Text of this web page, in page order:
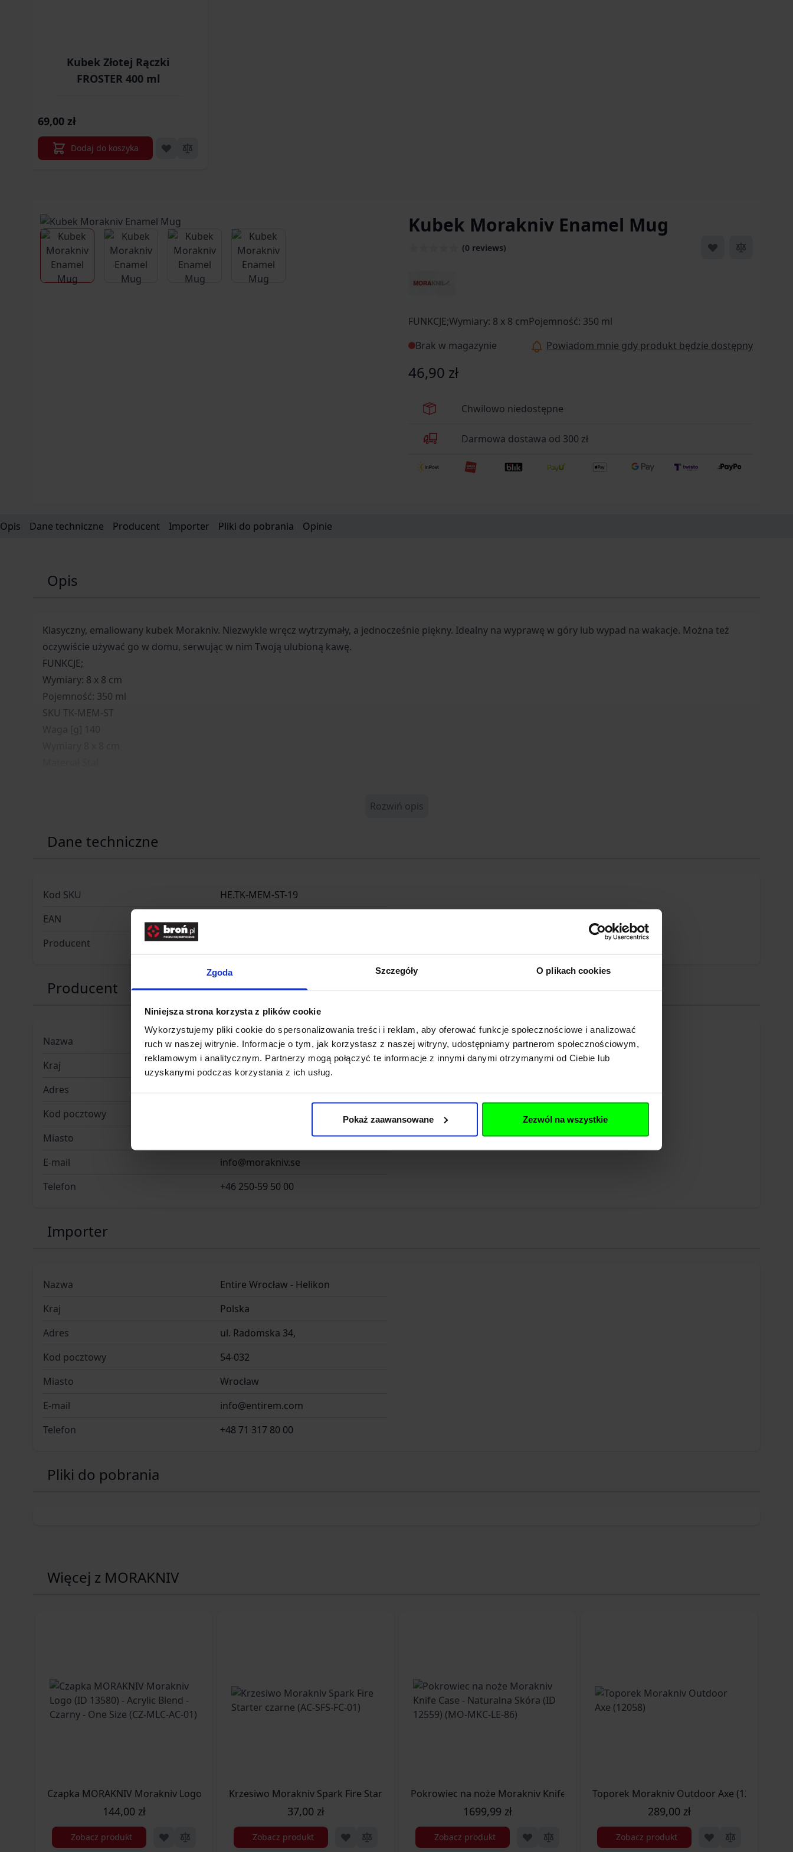
Zgoda Szczegóły O plikach cookies
Niniejsza strona korzysta z plików cookie
Wykorzystujemy pliki cookie do spersonalizowania treści i reklam, aby oferować funkcje społecznościowe i analizować
ruch w naszej witrynie. Informacje o tym, jak korzystasz z naszej witryny, udostępniamy partnerom społecznościowym,
reklamowym i analitycznym. Partnerzy mogą połączyć te informacje z innymi danymi otrzymanymi od Ciebie lub
uzyskanymi podczas korzystania z ich usług.
Pokaż zaawansowane Zezwól na wszystkie
Kubek Złotej Rączki
FROSTER 400 ml
69,00 zł
Dodaj do koszyka
Kubek Morakniv Enamel Mug
(0 reviews)
View larger imageView larger imageView larger imageView larger image
FUNKCJE;Wymiary: 8 x 8 cmPojemność: 350 ml
Brak w magazynie
Powiadom mnie gdy produkt będzie dostępny
46,90 zł
Chwilowo niedostępne
Darmowa dostawa od 300 zł
Opis Dane techniczne Producent Importer Pliki do pobrania Opinie
Opis
Klasyczny, emaliowany kubek Morakniv. Niezwykle wręcz wytrzymały, a jednocześnie piękny. Idealny na wyprawę w góry lub wypad na wakacje. Można też
oczywiście używać go w domu, serwując w nim Twoją ulubioną kawę.
FUNKCJE;
Wymiary: 8 x 8 cm
Pojemność: 350 ml
SKU TK-MEM-ST
Waga [g] 140
Rozwiń opis
Dane techniczne
Kod SKU
HE.TK-MEM-ST-19
EAN
Producent
Producent
Nazwa
Morakniv AB
Kraj
Szwecja
Adres
Kod pocztowy
Miasto
E-mail
info@morakniv.se
Telefon
+46 250-59 50 00
Importer
Nazwa
Entire Wrocław - Helikon
Kraj
Polska
Adres
ul. Radomska 34,
Kod pocztowy
54-032
Miasto
Wrocław
E-mail
info@entirem.com
Telefon
+48 71 317 80 00
Pliki do pobrania
Więcej z MORAKNIV
Czapka MORAKNIV Morakniv Logo (ID 13580) - Acrylic Blend - Czarny - One Size (CZ-MLC-AC-01)
144,00 zł
Zobacz produkt
Krzesiwo Morakniv Spark Fire Starter czarne (AC-SFS-FC-01)
37,00 zł
Zobacz produkt
Pokrowiec na noże Morakniv Knife Case - Naturalna Skóra (ID 12559) (MO-MKC-LE-86)
1699,99 zł
Zobacz produkt
Toporek Morakniv Outdoor Axe (12058)
289,00 zł
Zobacz produkt